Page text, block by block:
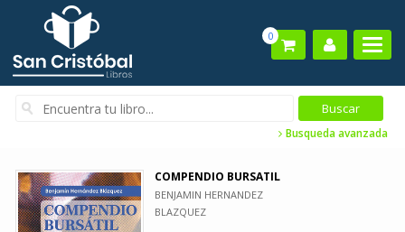
0
Busqueda avanzada
COMPENDIO BURSATIL
BENJAMIN HERNANDEZ
BLAZQUEZ